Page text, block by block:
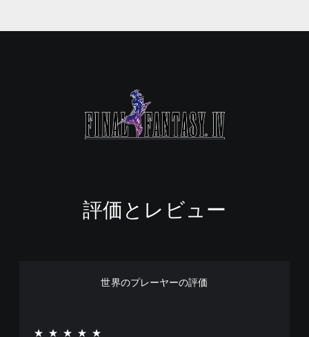
評価とレビュー
世界のプレーヤーの評価
★★★★★